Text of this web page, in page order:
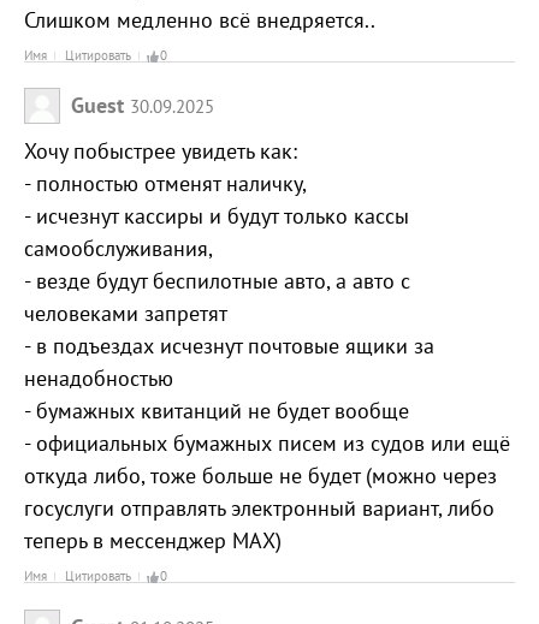
Слишком медленно всё внедряется..
Имя Цитировать 0
Guest 30.09.2025
Хочу побыстрее увидеть как:
- полностью отменят наличку,
- исчезнут кассиры и будут только кассы
самообслуживания,
- везде будут беспилотные авто, а авто с
человеками запретят
- в подъездах исчезнут почтовые ящики за
ненадобностью
- бумажных квитанций не будет вообще
- официальных бумажных писем из судов или ещё
откуда либо, тоже больше не будет (можно через
госуслуги отправлять электронный вариант, либо
теперь в мессенджер МАХ)
Имя Цитировать 0